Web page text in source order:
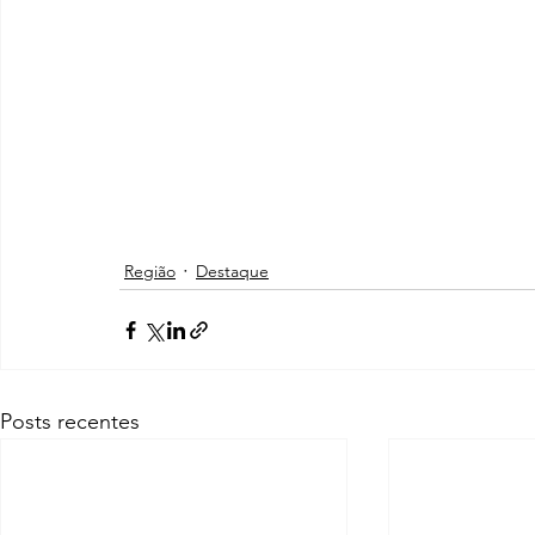
Região Destaque
Posts recentes